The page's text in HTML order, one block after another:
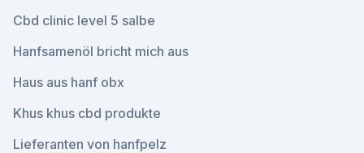
Cbd clinic level 5 salbe
Hanfsamenöl bricht mich aus
Haus aus hanf obx
Khus khus cbd produkte
Lieferanten von hanfpelz